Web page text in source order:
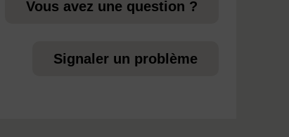
Vous avez une question ?
Signaler un problème